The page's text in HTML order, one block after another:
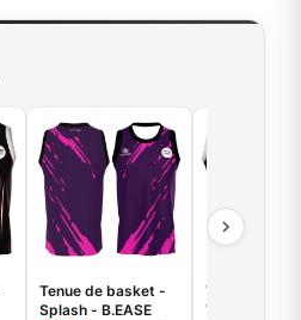
Tenue de basket -
Splash - B.EASE
Tenue de
Tiger -